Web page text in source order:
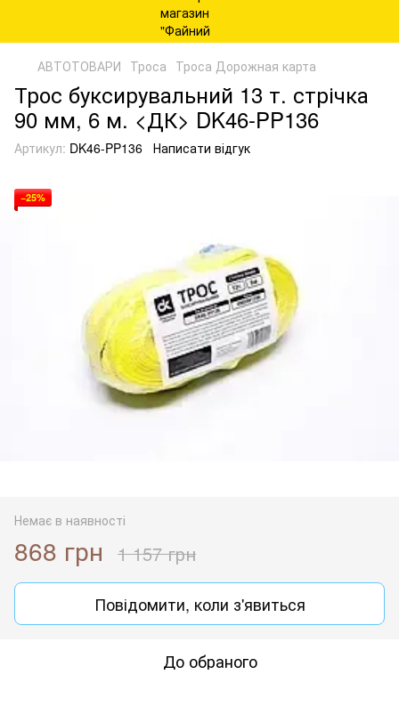
АВТОТОВАРИ Троса Троса Дорожная карта
Трос буксирувальний 13 т. стрічка
90 мм, 6 м. <ДК> DK46-PP136
Артикул: DK46-PP136 Написати відгук
−25%
Немає в наявності
868 грн 1 157 грн
Повідомити, коли з'явиться
До обраного